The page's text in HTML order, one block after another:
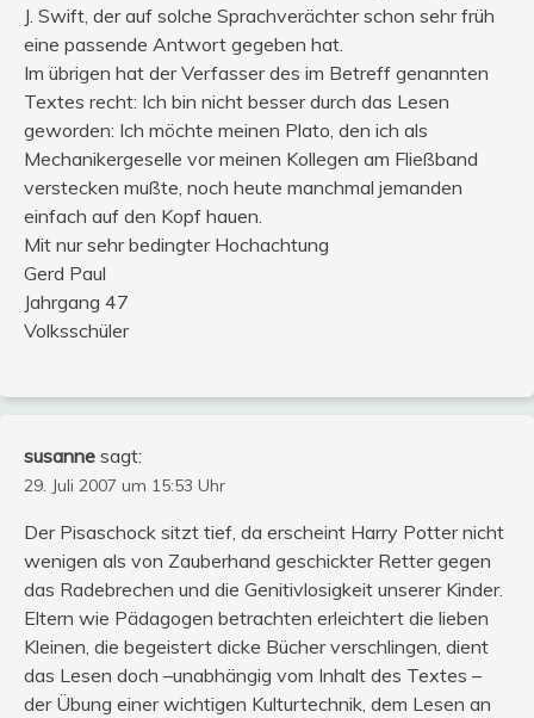
J. Swift, der auf solche Sprachverächter schon sehr früh
eine passende Antwort gegeben hat.
Im übrigen hat der Verfasser des im Betreff genannten
Textes recht: Ich bin nicht besser durch das Lesen
geworden: Ich möchte meinen Plato, den ich als
Mechanikergeselle vor meinen Kollegen am Fließband
verstecken mußte, noch heute manchmal jemanden
einfach auf den Kopf hauen.
Mit nur sehr bedingter Hochachtung
Gerd Paul
Jahrgang 47
Volksschüler
susanne sagt:
29. Juli 2007 um 15:53 Uhr
Der Pisaschock sitzt tief, da erscheint Harry Potter nicht
wenigen als von Zauberhand geschickter Retter gegen
das Radebrechen und die Genitivlosigkeit unserer Kinder.
Eltern wie Pädagogen betrachten erleichtert die lieben
Kleinen, die begeistert dicke Bücher verschlingen, dient
das Lesen doch –unabhängig vom Inhalt des Textes –
der Übung einer wichtigen Kulturtechnik, dem Lesen an